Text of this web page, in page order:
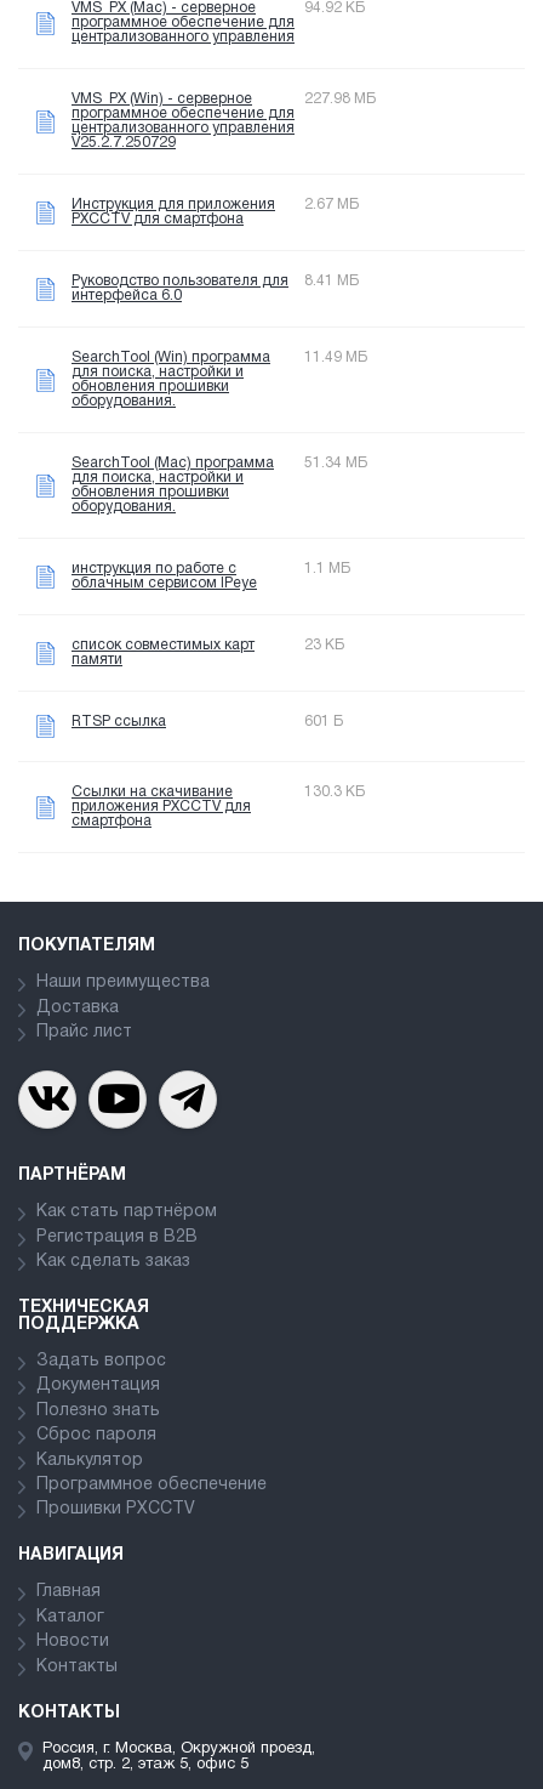
VMS_PX (Mac) - серверное
программное обеспечение для
централизованного управления
94.92 КБ
VMS_PX (Win) - серверное
программное обеспечение для
централизованного управления
V25.2.7.250729
227.98 МБ
Инструкция для приложения
PXCCTV для смартфона
2.67 МБ
Руководство пользователя для
интерфейса 6.0
8.41 МБ
SearchTool (Win) программа
для поиска, настройки и
обновления прошивки
оборудования.
11.49 МБ
SearchTool (Mac) программа
для поиска, настройки и
обновления прошивки
оборудования.
51.34 МБ
инструкция по работе с
облачным сервисом IPeye
1.1 МБ
список совместимых карт
памяти
23 КБ
RTSP ссылка 601 Б
Ссылки на скачивание
приложения PXCCTV для
смартфона
130.3 КБ
ПОКУПАТЕЛЯМ
Наши преимущества
Доставка
Прайс лист
ПАРТНЁРАМ
Как стать партнёром
Регистрация в В2В
Как сделать заказ
ТЕХНИЧЕСКАЯ
ПОДДЕРЖКА
Задать вопрос
Документация
Полезно знать
Сброс пароля
Калькулятор
Программное обеспечение
Прошивки PXCCTV
НАВИГАЦИЯ
Главная
Каталог
Новости
Контакты
КОНТАКТЫ
Россия, г. Москва, Окружной проезд,
дом8, стр. 2, этаж 5, офис 5